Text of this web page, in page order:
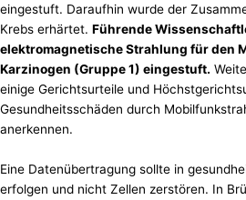
eingestuft. Daraufhin wurde der
Krebs erhärtet. Führende
elektromagnetische Strahlung für den
Karzinogen (Gruppe 1) eingestuft.
einige Gerichtsurteile und
Gesundheitsschäden durch
anerkennen.
Eine Datenübertragung sollte in
erfolgen und nicht Zellen zerstören. In